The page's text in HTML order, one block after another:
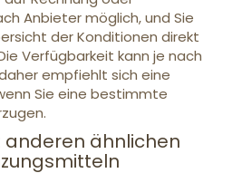
Anbieter möglich, und Sie
der Konditionen direkt
Verfügbarkeit kann je nach
empfiehlt sich eine
Sie eine bestimmte
ähnlichen